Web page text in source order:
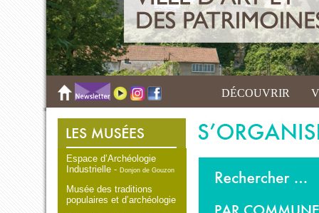
DÉCOUVRIR
Espace d’Archéologie
Industrielle -Donjon de Gouzon
Musée des traditions
populaires et d’archéologie